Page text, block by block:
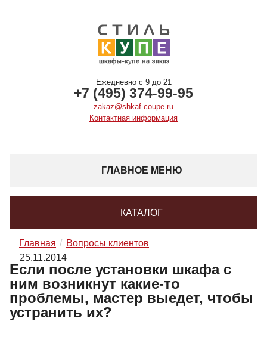
Ежедневно с 9 до 21
+7 (495) 374-99-95
zakaz@shkaf-coupe.ru
Контактная информация
ГЛАВНОЕ МЕНЮ
КАТАЛОГ
Главная
Вопросы клиентов
25.11.2014
Если после установки шкафа с
ним возникнут какие-то
проблемы, мастер выедет, чтобы
устранить их?